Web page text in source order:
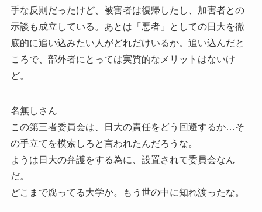
手な反則だったけど、被害者は復帰したし、加害者との
示談も成立している。あとは「悪者」としての日大を徹
底的に追い込みたい人がどれだけいるか。追い込んだと
ころで、部外者にとっては実質的なメリットはないけ
ど。
名無しさん
この第三者委員会は、日大の責任をどう回避するか…そ
の手立てを模索しろと言われたんだろうな。
ようは日大の弁護をする為に、設置されて委員会なん
だ。
どこまで腐ってる大学か。もう世の中に知れ渡ったな。